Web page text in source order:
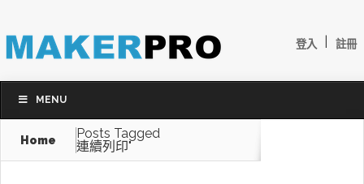
登入 註冊
MENU
Home
Posts Tagged
連續列印"